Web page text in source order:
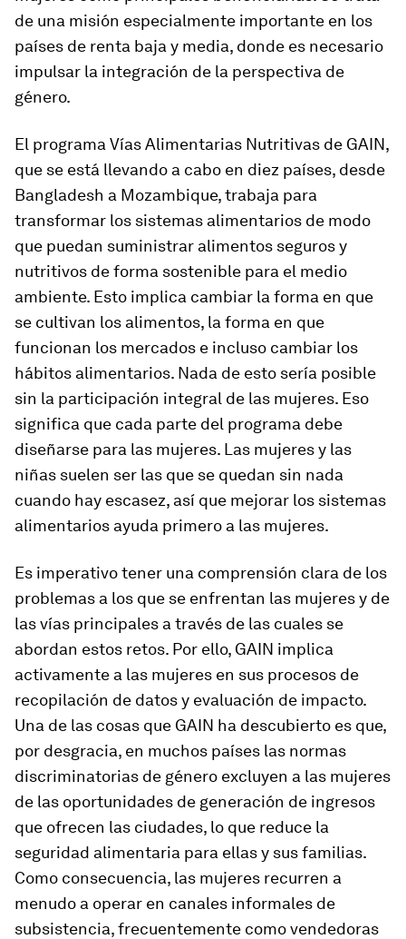
de una misión especialmente importante en los
países de renta baja y media, donde es necesario
impulsar la integración de la perspectiva de
género.
El programa Vías Alimentarias Nutritivas de GAIN,
que se está llevando a cabo en diez países, desde
Bangladesh a Mozambique, trabaja para
transformar los sistemas alimentarios de modo
que puedan suministrar alimentos seguros y
nutritivos de forma sostenible para el medio
ambiente. Esto implica cambiar la forma en que
se cultivan los alimentos, la forma en que
funcionan los mercados e incluso cambiar los
hábitos alimentarios. Nada de esto sería posible
sin la participación integral de las mujeres. Eso
significa que cada parte del programa debe
diseñarse para las mujeres. Las mujeres y las
niñas suelen ser las que se quedan sin nada
cuando hay escasez, así que mejorar los sistemas
alimentarios ayuda primero a las mujeres.
Es imperativo tener una comprensión clara de los
problemas a los que se enfrentan las mujeres y de
las vías principales a través de las cuales se
abordan estos retos. Por ello, GAIN implica
activamente a las mujeres en sus procesos de
recopilación de datos y evaluación de impacto.
Una de las cosas que GAIN ha descubierto es que,
por desgracia, en muchos países las normas
discriminatorias de género excluyen a las mujeres
de las oportunidades de generación de ingresos
que ofrecen las ciudades, lo que reduce la
seguridad alimentaria para ellas y sus familias.
Como consecuencia, las mujeres recurren a
menudo a operar en canales informales de
subsistencia, frecuentemente como vendedoras